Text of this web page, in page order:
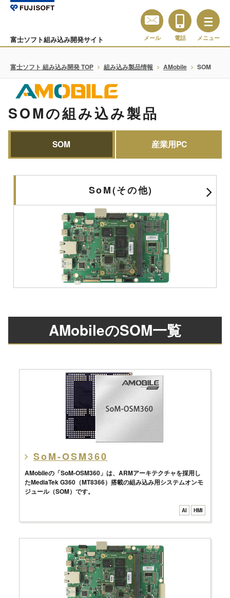
富士ソフト組み込み開発サイト メール 電話 メニュー
富士ソフト 組み込み開発 TOP 組み込み製品情報 AMobile SOM
SOMの組み込み製品
SOM 産業用PC
SoM(その他)
AMobileのSOM一覧
SoM-OSM360
AMobileの「SoM-OSM360」は、ARMアーキテクチャを採用し
たMediaTek G360（MT8366）搭載の組み込み用システムオンモ
ジュール（SOM）です。
AI HMI